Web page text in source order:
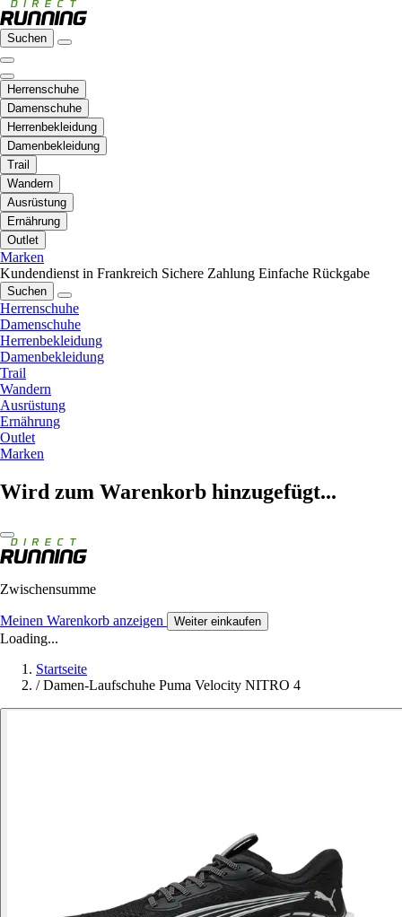
Suchen
Herrenschuhe
Damenschuhe
Herrenbekleidung
Damenbekleidung
Trail
Wandern
Ausrüstung
Ernährung
Outlet
Marken
Kundendienst in Frankreich Sichere Zahlung Einfache Rückgabe
Suchen
Herrenschuhe
Damenschuhe
Herrenbekleidung
Damenbekleidung
Trail
Wandern
Ausrüstung
Ernährung
Outlet
Marken
Wird zum Warenkorb hinzugefügt...
Zwischensumme
Meinen Warenkorb anzeigen Weiter einkaufen
Loading...
Startseite
/ Damen-Laufschuhe Puma Velocity NITRO 4